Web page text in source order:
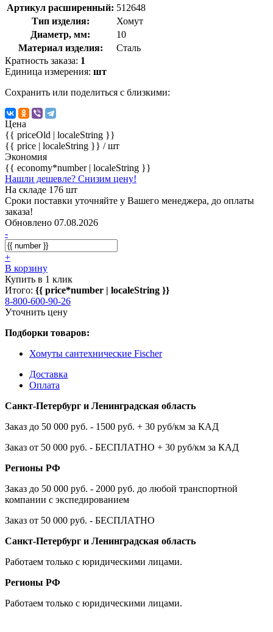
Артикул расширенный: 512648
Тип изделия:
Хомут
Диаметр, мм:
10
Материал изделия:
Сталь
Кратность заказа: 1
Единица измерения: шт
Сохранить или поделиться с близкими:
Цена
{{ priceOld | localeString }}
{{ price | localeString }} / шт
Экономия
{{ economy*number | localeString }}
Нашли дешевле? Снизим цену!
На складе 176 шт
Сроки поставки уточняйте у Вашего менеджера, до оплаты
заказа!
Обновлено 07.08.2026
-
+
В корзину
Купить в 1 клик
Итого: {{ price*number | localeString }}
8-800-600-90-26
Уточнить цену
Подборки товаров:
Хомуты сантехнические Fischer
Доставка
Оплата
Санкт-Петербург и Ленинградская область
Заказ до 50 000 руб. - 1500 руб. + 30 руб/км за КАД
Заказ от 50 000 руб. - БЕСПЛАТНО + 30 руб/км за КАД
Регионы РФ
Заказ до 50 000 руб. - 2000 руб. до любой транспортной
компании с экспедированием
Заказ от 50 000 руб. - БЕСПЛАТНО
Санкт-Петербург и Ленинградская область
Работаем только с юридическими лицами.
Регионы РФ
Работаем только с юридическими лицами.